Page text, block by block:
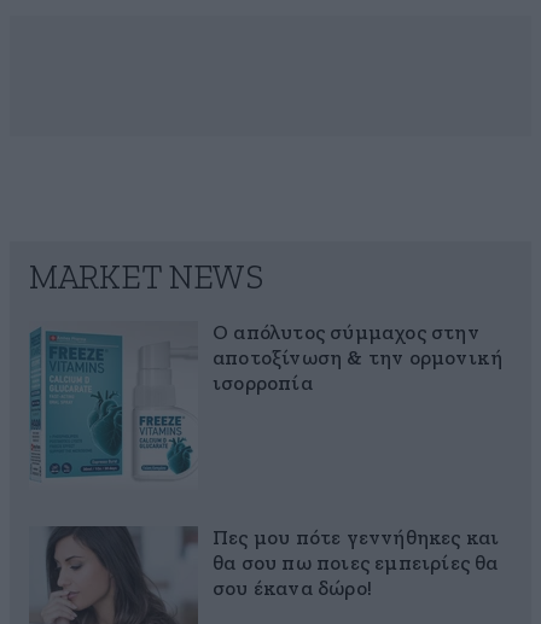
MARKET NEWS
Ο απόλυτος σύμμαχος στην
αποτοξίνωση & την ορμονική
ισορροπία
Πες μου πότε γεννήθηκες και
θα σου πω ποιες εμπειρίες θα
σου έκανα δώρο!